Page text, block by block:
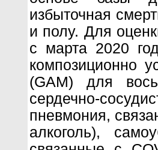
избыточная
и полу. Для
с марта 2020
композиционно
(GAM) для
сердечно-
пневмония,
алкоголь),